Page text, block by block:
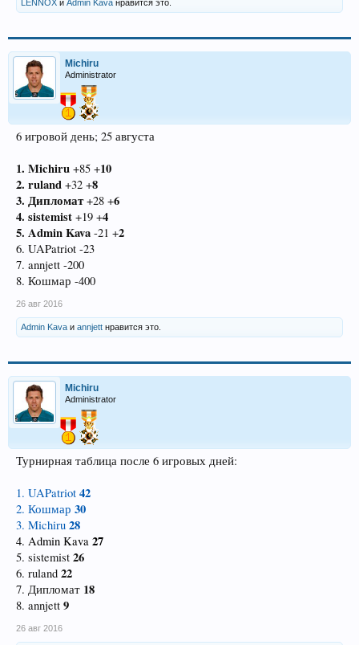
LENNOX и Admin Kava нравится это.
Michiru
Administrator
6 игровой день; 25 августа
1. Michiru +85 +10
2. ruland +32 +8
3. Дипломат+28 +6
4. sistemist +19 +4
5. Admin Kava -21 +2
6. UAPatriot -23
7. annjett -200
8. Кошмар -400
26 авг 2016
Admin Kava и annjett нравится это.
Michiru
Administrator
Турнирная таблица после 6 игровых дней:
1. UAPatriot 42
2. Кошмар 30
3. Michiru 28
4. Admin Kava 27
5. sistemist 26
6. ruland 22
7. Дипломат 18
8. annjett 9
26 авг 2016